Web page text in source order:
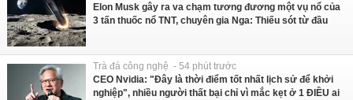
Elon Musk gây ra va chạm tương đương một vụ nổ của
3 tấn thuốc nổ TNT, chuyên gia Nga: Thiếu sót từ đầu
Trà đá công nghệ - 54 phút trước
CEO Nvidia: "Đây là thời điểm tốt nhất lịch sử để khởi
nghiệp", nhiều người thất bại chỉ vì mắc kẹt ở 1 ĐIỀU ai